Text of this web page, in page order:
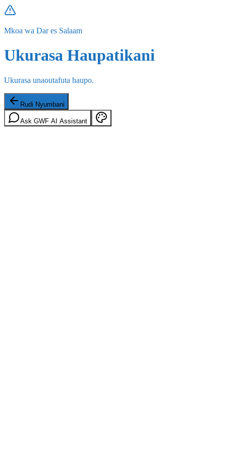
Mkoa wa Dar es Salaam
Ukurasa Haupatikani
Ukurasa unaoutafuta haupo.
Rudi Nyumbani
Ask GWF AI Assistant